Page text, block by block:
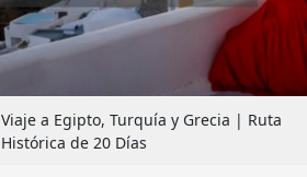
Viaje a Egipto, Turquía y Grecia | Ruta
Histórica de 20 Días